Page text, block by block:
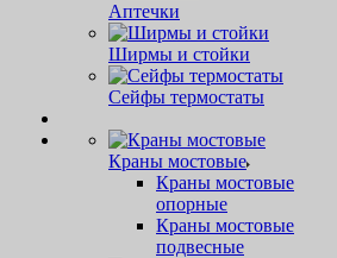
Аптечки
Ширмы и стойки
Сейфы термостаты
Краны мостовые
Краны мостовые
опорные
Краны мостовые
подвесные